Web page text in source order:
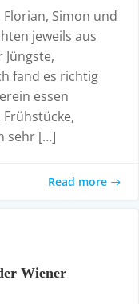
Simon und
jeweils aus
fand es richtig
essen
sehr […]
Read more
Wiener